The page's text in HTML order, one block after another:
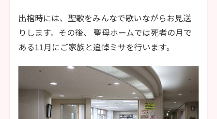
出棺時には、聖歌をみんなで歌いながらお見送
りします。その後、 聖母ホームでは死者の月で
ある11月にご家族と追悼ミサを行います。